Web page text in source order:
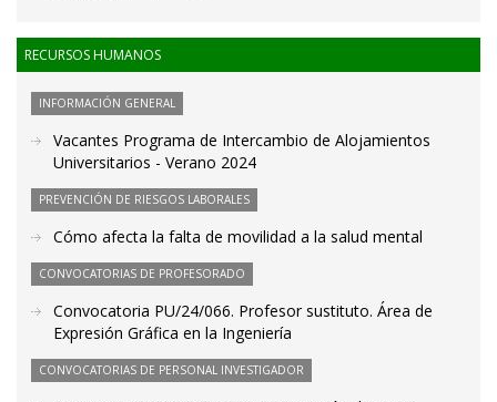
RECURSOS HUMANOS
INFORMACIÓN GENERAL
Vacantes Programa de Intercambio de Alojamientos
Universitarios - Verano 2024
PREVENCIÓN DE RIESGOS LABORALES
Cómo afecta la falta de movilidad a la salud mental
CONVOCATORIAS DE PROFESORADO
Convocatoria PU/24/066. Profesor sustituto. Área de
Expresión Gráfica en la Ingeniería
CONVOCATORIAS DE PERSONAL INVESTIGADOR